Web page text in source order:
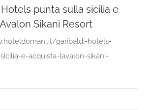
punta sulla sicilia e
Sikani Resort
garibaldi-hotels-
e-acquista-lavalon-sikani-